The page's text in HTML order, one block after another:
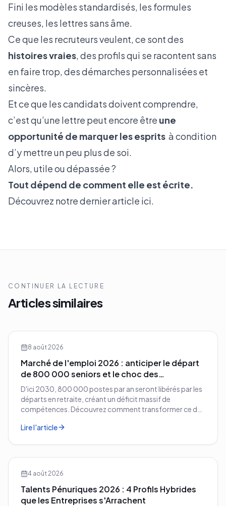
Fini les modèles standardisés, les formules
creuses, les lettres sans âme.
Ce que les recruteurs veulent, ce sont des
histoires vraies, des profils qui se racontent sans
en faire trop, des démarches personnalisées et
sincères.
Et ce que les candidats doivent comprendre,
c’est qu’une lettre peut encore être une
opportunité de marquer les esprits à condition
d’y mettre un peu plus de soi.
Alors, utile ou dépassée ?
Tout dépend de comment elle est écrite.
Découvrez notre dernier article ici.
CONTINUER LA LECTURE
Articles similaires
8 août 2026
Marché de l'emploi 2026 : anticiper le départ
de 800 000 seniors et le choc des
compétences
D'ici 2030, 800 000 postes par an seront libérés par les
départs en retraite, créant un déficit massif de
compétences. Découvrez comment transformer ce défi
entreprise.
Lire l'article
4 août 2026
Talents Pénuriques 2026 : 4 Profils Hybrides
que les Entreprises s'Arrachent